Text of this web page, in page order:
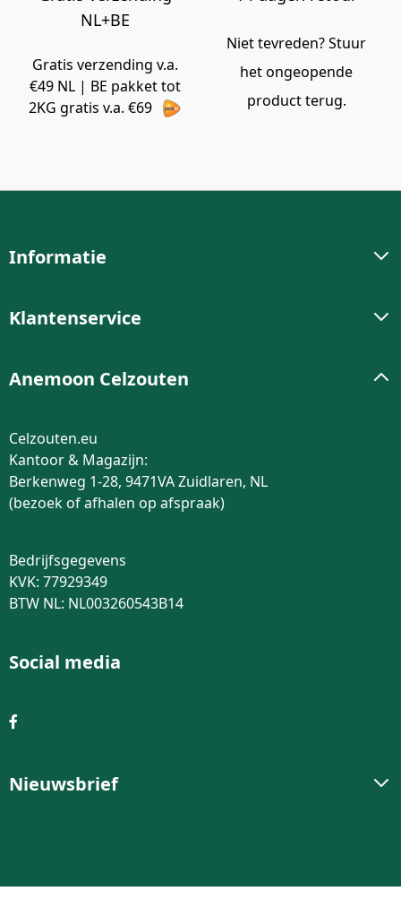
NL+BE
Gratis verzending v.a.
€49 NL | BE pakket tot
2KG gratis v.a. €69
Niet tevreden? Stuur
het ongeopende
product terug.
Informatie
Klantenservice
Anemoon Celzouten
Celzouten.eu
Kantoor & Magazijn:
Berkenweg 1-28, 9471VA Zuidlaren, NL
(bezoek of afhalen op afspraak)
Bedrijfsgegevens
KVK: 77929349
BTW NL: NL003260543B14
Social media
Nieuwsbrief